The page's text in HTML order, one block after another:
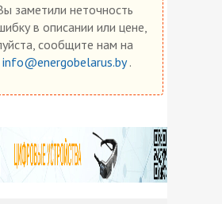
заметили неточность
в описании или цене,
сообщите нам на
info@energobelarus.by.